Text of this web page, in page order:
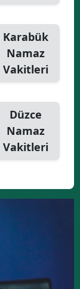
Karabük
Namaz
Vakitleri
Düzce
Namaz
Vakitleri